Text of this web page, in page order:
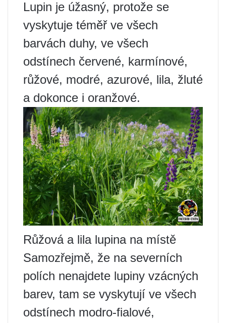
Lupin je úžasný, protože se
vyskytuje téměř ve všech
barvách duhy, ve všech
odstínech červené, karmínové,
růžové, modré, azurové, lila, žluté
a dokonce i oranžové.
Růžová a lila lupina na místě
Samozřejmě, že na severních
polích nenajdete lupiny vzácných
barev, tam se vyskytují ve všech
odstínech modro-fialové,